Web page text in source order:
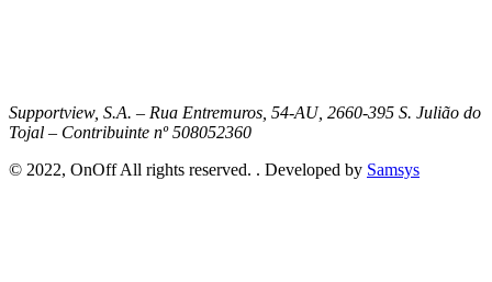
Supportview, S.A. – Rua Entremuros, 54-AU, 2660-395 S. Julião do
Tojal – Contribuinte nº 508052360
© 2022, OnOff All rights reserved. . Developed by Samsys